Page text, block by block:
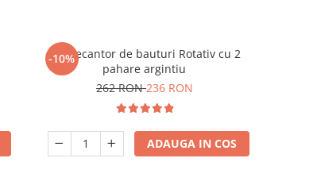
-10%
Set Decantor de bauturi Rotativ cu 2
pahare argintiu
262 RON236 RON
ADAUGA IN COS